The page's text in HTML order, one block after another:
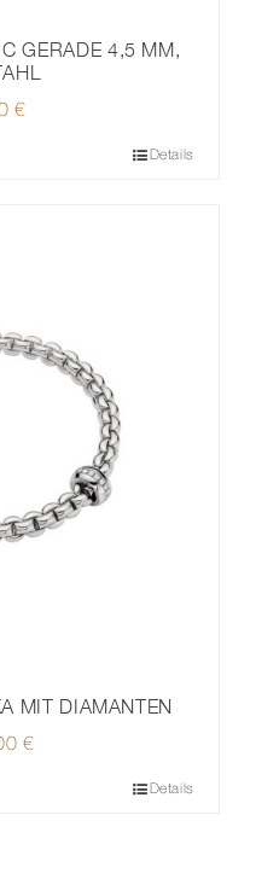
GERADE 4,5 MM,
€
Details
MIT DIAMANTEN
€
Details